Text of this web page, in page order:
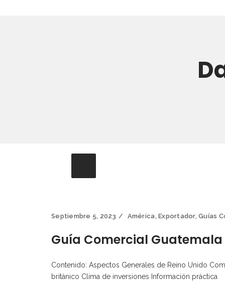
Septiembre 5, 2023 América,Exportador,Guías
Guía Comercial Guatemala
Contenido: Aspectos Generales de Reino Unido
británico Clima de inversiones Información práctica